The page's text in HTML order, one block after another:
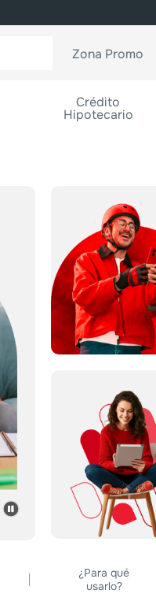
Zona Promo
Crédito
Hipotecario
¿Para qué
usarlo?